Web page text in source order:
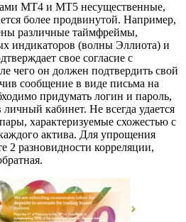
МТ4 и МТ5 несущественные,
более продвинутой. Например,
различные таймфреймы,
индикаторов (волны Эллиота) и
свое согласие с
чего он должен подтвердить свой
сообщение в виде письма на
придумать логин и пароль,
кабинет. Не всегда удается
характеризуемые схожестью с
актива. Для упрощения
2 разновидности корреляции,